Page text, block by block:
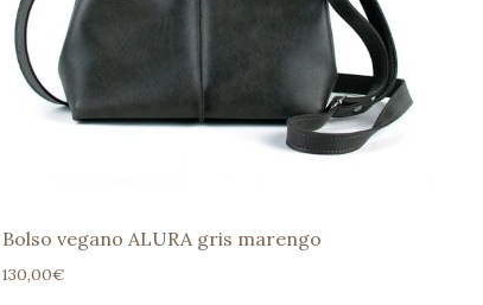
Bolso vegano ALURA gris marengo
130,00€